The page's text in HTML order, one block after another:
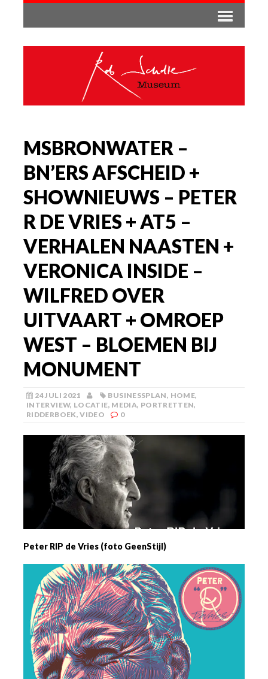
MSBRONWATER –
BN’ERS AFSCHEID +
SHOWNIEUWS – PETER
R DE VRIES + AT5 –
VERHALEN NAASTEN +
VERONICA INSIDE –
WILFRED OVER
UITVAART + OMROEP
WEST – BLOEMEN BIJ
MONUMENT
24 JULI 2021 BUSINESSPLAN, HOME,
INTERVIEW, LOCATIE, MEDIA, PORTRETTEN,
RIDDERBOEK,VIDEO 0
Peter RIP de Vries (foto GeenStijl)